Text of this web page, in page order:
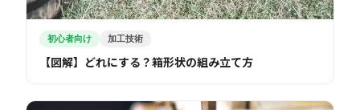
初心者向け 加工技術
【図解】どれにする？箱形状の組み立て方